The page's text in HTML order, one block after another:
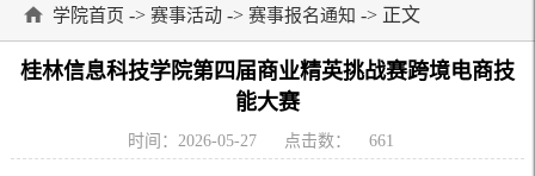
学院首页 -> 赛事活动 -> 赛事报名通知 -> 正文
桂林信息科技学院第四届商业精英挑战赛跨境电商技
能大赛
时间：2026-05-27 点击数： 661